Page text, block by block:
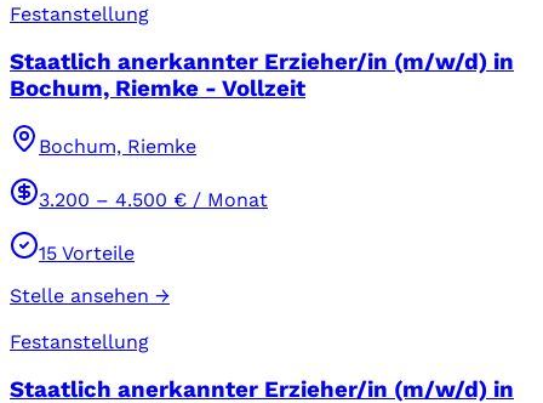
Festanstellung
Staatlich anerkannter Erzieher/in (m/w/d) in
Bochum, Riemke - Vollzeit
Bochum, Riemke
3.200 – 4.500 € / Monat
15 Vorteile
Stelle ansehen →
Festanstellung
Staatlich anerkannter Erzieher/in (m/w/d) in